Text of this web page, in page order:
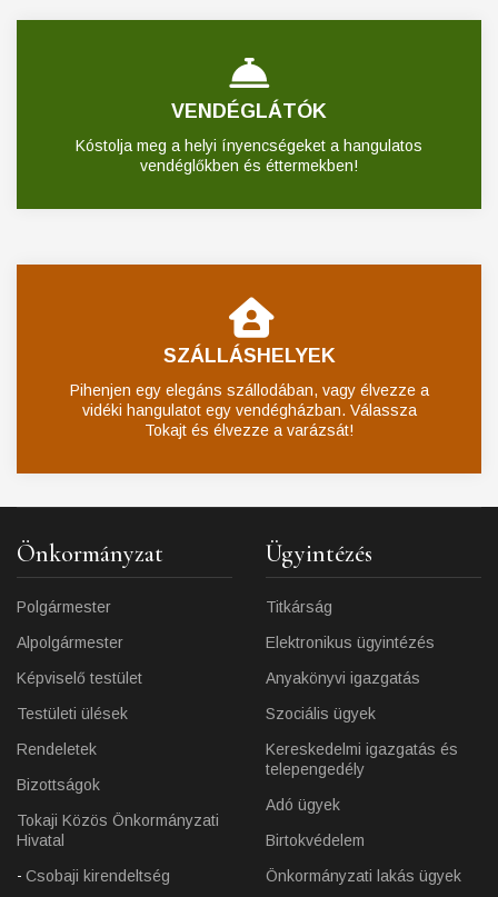
VENDÉGLÁTÓK
Kóstolja meg a helyi ínyencségeket a hangulatos
vendéglőkben és éttermekben!
SZÁLLÁSHELYEK
Pihenjen egy elegáns szállodában, vagy élvezze a
vidéki hangulatot egy vendégházban. Válassza
Tokajt és élvezze a varázsát!
Önkormányzat
Polgármester
Alpolgármester
Képviselő testület
Testületi ülések
Rendeletek
Bizottságok
Tokaji Közös Önkormányzati
Hivatal
Csobaji kirendeltség
Ügyintézés
Titkárság
Elektronikus ügyintézés
Anyakönyvi igazgatás
Szociális ügyek
Kereskedelmi igazgatás és
telepengedély
Adó ügyek
Birtokvédelem
Önkormányzati lakás ügyek